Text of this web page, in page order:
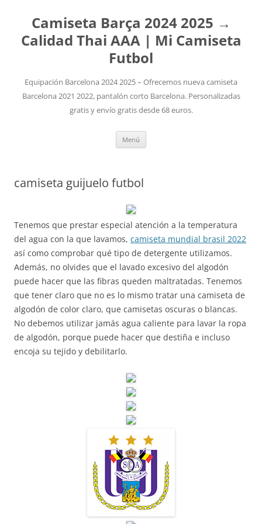
Camiseta Barça 2024 2025 →
Calidad Thai AAA | Mi Camiseta
Futbol
Equipación Barcelona 2024 2025 – Ofrecemos nueva camiseta
Barcelona 2021 2022, pantalón corto Barcelona. Personalizadas
gratis y envío gratis desde 68 euros.
Menú
camiseta guijuelo futbol
Tenemos que prestar especial atención a la temperatura
del agua con la que lavamos, camiseta mundial brasil 2022
así como comprobar qué tipo de detergente utilizamos.
Además, no olvides que el lavado excesivo del algodón
puede hacer que las fibras queden maltratadas. Tenemos
que tener claro que no es lo mismo tratar una camiseta de
algodón de color claro, que camisetas oscuras o blancas.
No debemos utilizar jamás agua caliente para lavar la ropa
de algodón, porque puede hacer que destiña e incluso
encoja su tejido y debilitarlo.